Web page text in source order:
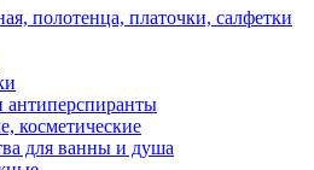
полотенца, платочки, салфетки
антиперспиранты
косметические
для ванны и душа